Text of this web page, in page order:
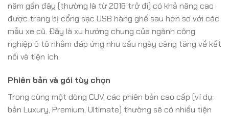
năm gần đây (thường là từ 2018 trở đi) có khả năng cao
được trang bị cổng sạc USB hàng ghế sau hơn so với các
mẫu xe cũ. Đây là xu hướng chung của ngành công
nghiệp ô tô nhằm đáp ứng nhu cầu ngày càng tăng về kết
nối và tiện ích.
Phiên bản và gói tùy chọn
Trong cùng một dòng CUV, các phiên bản cao cấp (ví dụ:
bản Luxury, Premium, Ultimate) thường sẽ có nhiều tiện